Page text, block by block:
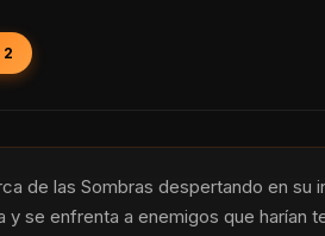
2
de las Sombras despertando en su
se enfrenta a enemigos que harían